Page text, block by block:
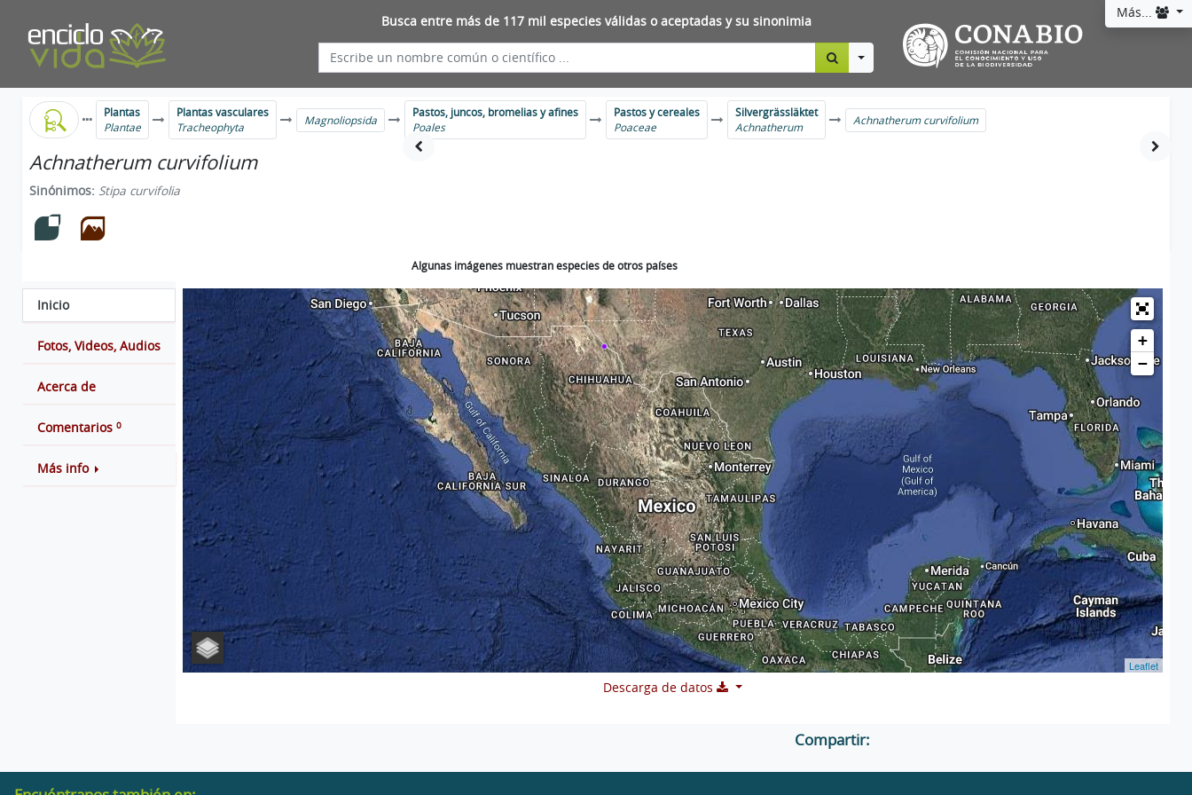
Más...
Busca entre más de 117 mil especies válidas o aceptadas y su sinonimia
Toggle Dropdown
Plantas
Plantae
Plantas vasculares
Tracheophyta
Magnoliopsida
Pastos, juncos, bromelias y afines
Poales
Pastos y cereales
Poaceae
Silvergrässläktet
Achnatherum
Achnatherum curvifolium
Achnatherum curvifolium
Sinónimos: Stipa curvifolia
Algunas imágenes muestran especies de otros países
Inicio
Fotos, Videos, Audios
Acerca de
Comentarios 0
Más info
+
−
Leaflet
Descarga de datos
Compartir: